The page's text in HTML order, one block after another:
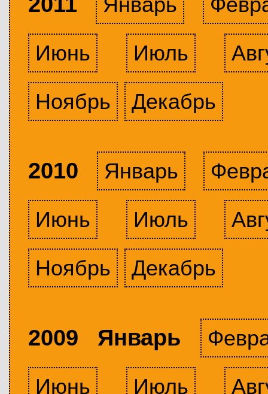
Июнь
Июль
Ноябрь
Декабрь
2010 Январь
Июнь
Июль
Ноябрь
Декабрь
2009 Январь
Июнь
Июль